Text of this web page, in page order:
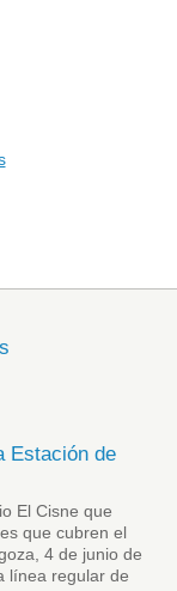
Estación de
El Cisne que
que cubren el
4 de junio de
línea regular de